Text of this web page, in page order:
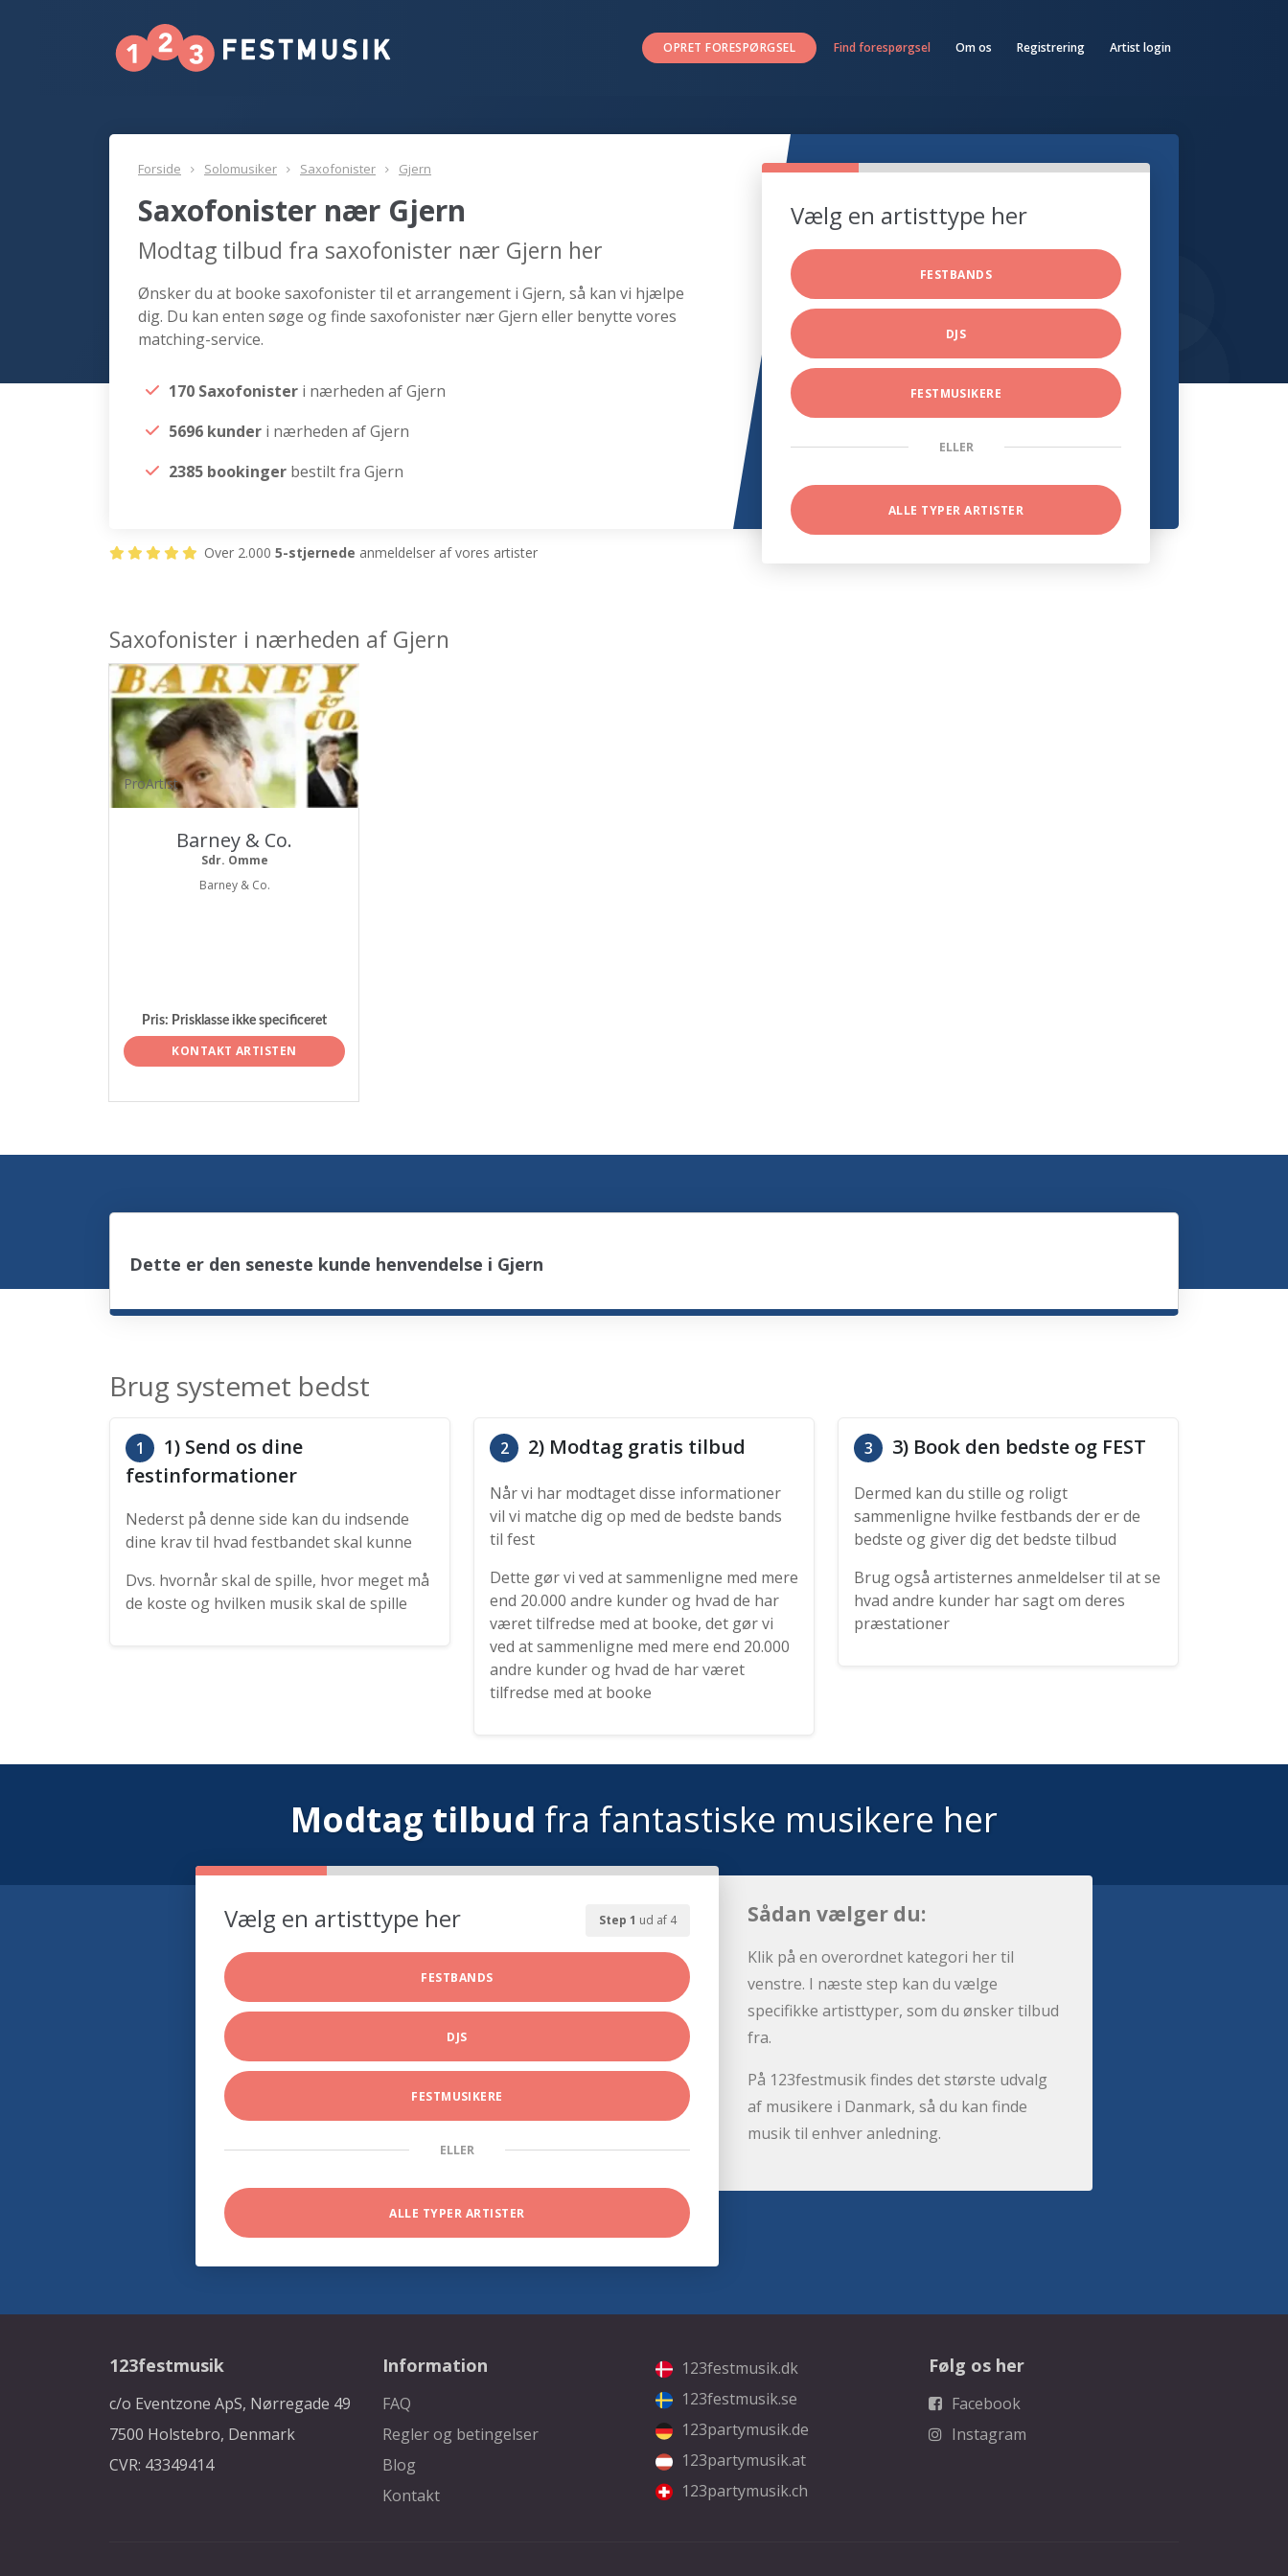
OPRET FORESPØRGSEL Find forespørgsel Om os Registrering Artist login
Forside Solomusiker Saxofonister Gjern
Saxofonister nær Gjern
Modtag tilbud fra saxofonister nær Gjern her
Ønsker du at booke saxofonister til et arrangement i Gjern, så kan vi hjælpe
dig. Du kan enten søge og finde saxofonister nær Gjern eller benytte vores
matching-service.
170 Saxofonister i nærheden af Gjern
5696 kunder i nærheden af Gjern
2385 bookinger bestilt fra Gjern
Vælg en artisttype her
FESTBANDS
DJS
FESTMUSIKERE
ELLER
ALLE TYPER ARTISTER
Over 2.000 5-stjernede anmeldelser af vores artister
Saxofonister i nærheden af Gjern
ProArtist
Barney & Co.
Sdr. Omme
Barney & Co.
Pris: Prisklasse ikke specificeret
KONTAKT ARTISTEN
Dette er den seneste kunde henvendelse i Gjern
Brug systemet bedst
1
1) Send os dine
festinformationer
Nederst på denne side kan du indsende
dine krav til hvad festbandet skal kunne
Dvs. hvornår skal de spille, hvor meget må
de koste og hvilken musik skal de spille
2 2) Modtag gratis tilbud
Når vi har modtaget disse informationer
vil vi matche dig op med de bedste bands
til fest
Dette gør vi ved at sammenligne med mere
end 20.000 andre kunder og hvad de har
været tilfredse med at booke, det gør vi
ved at sammenligne med mere end 20.000
andre kunder og hvad de har været
tilfredse med at booke
3 3) Book den bedste og FEST
Dermed kan du stille og roligt
sammenligne hvilke festbands der er de
bedste og giver dig det bedste tilbud
Brug også artisternes anmeldelser til at se
hvad andre kunder har sagt om deres
præstationer
Modtag tilbud fra fantastiske musikere her
Step 1 ud af 4
Vælg en artisttype her
FESTBANDS
DJS
FESTMUSIKERE
ELLER
ALLE TYPER ARTISTER
Sådan vælger du:
Klik på en overordnet kategori her til
venstre. I næste step kan du vælge
specifikke artisttyper, som du ønsker tilbud
fra.
På 123festmusik findes det største udvalg
af musikere i Danmark, så du kan finde
musik til enhver anledning.
123festmusik
c/o Eventzone ApS, Nørregade 49
7500 Holstebro, Denmark
CVR: 43349414
Information
FAQ
Regler og betingelser
Blog
Kontakt
123festmusik.dk
123festmusik.se
123partymusik.de
123partymusik.at
123partymusik.ch
Følg os her
Facebook
Instagram